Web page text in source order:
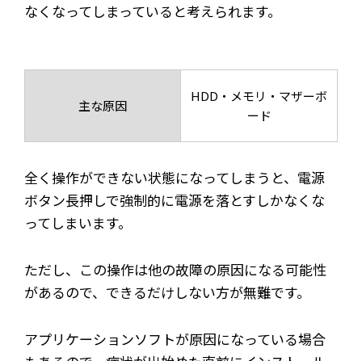
なくなってしまっていると考えられます。
主な原因
HDD・メモリ・マザーボ
ード
全く操作ができない状態になってしまうと、電源
ボタン長押しで強制的に電源を落とすしかなくな
ってしまいます。
ただし、この操作は他の故障の原因になる可能性
があるので、できるだけしない方が無難です。
アプリケーションソフトが原因になっている場合